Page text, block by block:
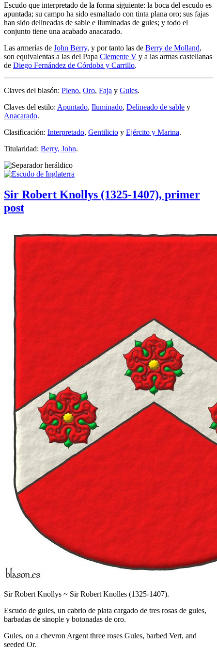
Escudo que interpretado de la forma siguiente: la boca del escudo es
apuntada; su campo ha sido esmaltado con tinta plana oro; sus fajas
han sido delineadas de sable e iluminadas de gules; y todo el
conjunto tiene una acabado anacarado.
Las armerías de John Berry, y por tanto las de Berry de Molland,
son equivalentas a las del Papa Clemente V y a las armas castellanas
de Diego Fernández de Córdoba y Carrillo.
Claves del blasón: Pleno, Oro, Faja y Gules.
Claves del estilo: Apuntado, Iluminado, Delineado de sable y
Anacarado.
Clasificación: Interpretado, Gentilicio y Ejército y Marina.
Titularidad: Berry, John.
Sir Robert Knollys (1325-1407), primer
post
Sir Robert Knollys ~ Sir Robert Knolles (1325-1407).
Escudo de gules, un cabrio de plata cargado de tres rosas de gules,
barbadas de sinople y botonadas de oro.
Gules, on a chevron Argent three roses Gules, barbed Vert, and
seeded Or.